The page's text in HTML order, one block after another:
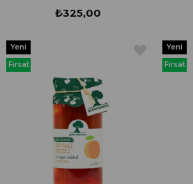
₺325,00
Yeni
Ürün
Fırsat
Yeni
Ürün
Fırsat